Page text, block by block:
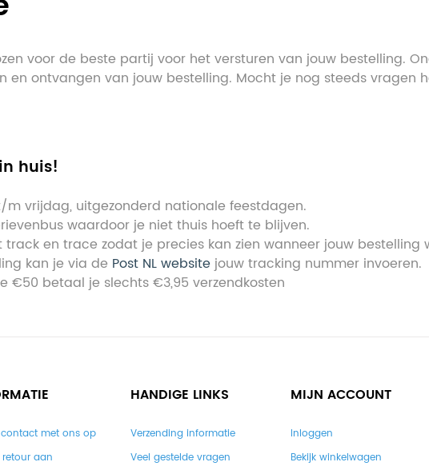
voor de beste partij voor het versturen van jouw bestelling.
ontvangen van jouw bestelling. Mocht je nog steeds vragen
huis!
vrijdag, uitgezonderd nationale feestdagen.
waardoor je niet thuis hoeft te blijven.
en trace zodat je precies kan zien wanneer jouw bestelling
kan je via de Post NL website jouw tracking nummer invoeren.
€50 betaal je slechts €3,95 verzendkosten
contact met ons op
aan
HANDIGE LINKS
Verzending informatie
Veel gestelde vragen
MIJN ACCOUNT
Inloggen
Bekijk winkelwagen